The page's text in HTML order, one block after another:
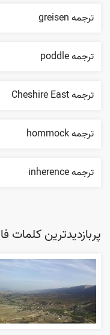
ترجمه greisen
ترجمه poddle
ترجمه Cheshire East
ترجمه hommock
ترجمه inherence
پربازدیدترین کلمات